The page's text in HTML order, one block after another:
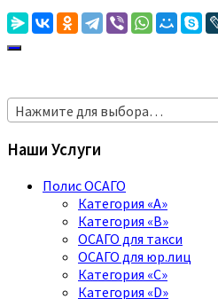
Нажмите для выбора…
Наши Услуги
Полис ОСАГО
Категория «A»
Категория «B»
ОСАГО для такси
ОСАГО для юр.лиц
Категория «C»
Категория «D»